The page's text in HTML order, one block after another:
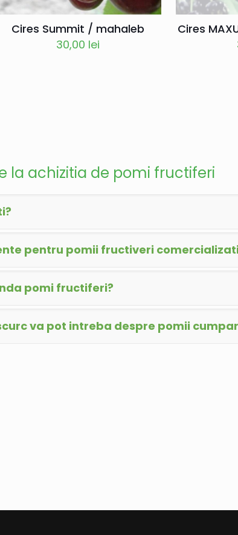
Cires Summit / mahaleb
30,00 lei
Cires
la achizitia de pomi fructiferi
pentru pomii fructiveri
pomi fructiferi?
va pot intreba despre pomii